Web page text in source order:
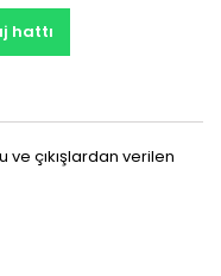
hattı
çıkışlardan verilen